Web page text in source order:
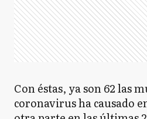
Con éstas, ya son 62 las
coronavirus ha causado